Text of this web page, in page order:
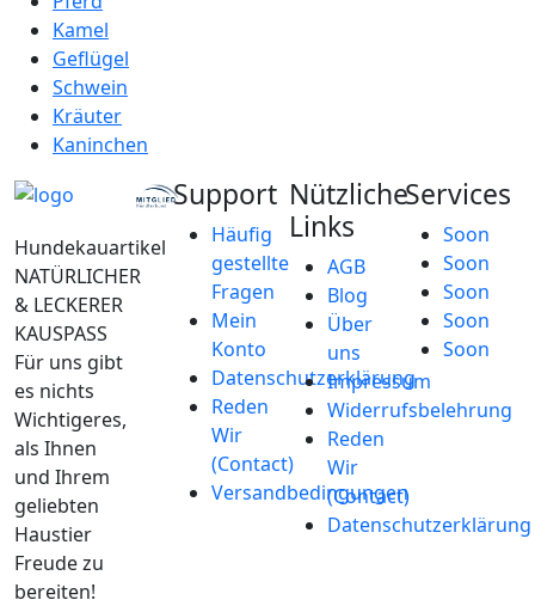
Kamel
Geflügel
Schwein
Kräuter
Kaninchen
Hundekauartikel
NATÜRLICHER
& LECKERER
KAUSPASS
Für uns gibt
es nichts
Wichtigeres,
als Ihnen
und Ihrem
geliebten
Haustier
Freude zu
bereiten!
Support
Häufig
gestellte
Fragen
Mein
Konto
Datenschutzerklärung
Reden
Wir
(Contact)
Versandbedingungen
Nützliche
Links
AGB
Blog
Über
uns
Impressum
Widerrufsbelehrung
Reden
Wir
(Contact)
Datenschutzerklärung
Services
Soon
Soon
Soon
Soon
Soon